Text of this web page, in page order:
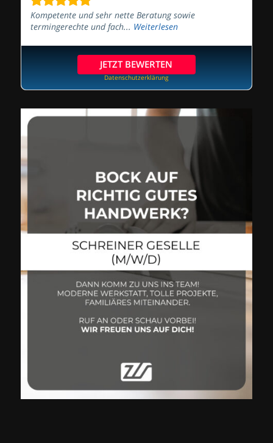
Kompetente und sehr nette Beratung sowie
termingerechte und fach... Weiterlesen
JETZT BEWERTEN
Datenschutzerklärung